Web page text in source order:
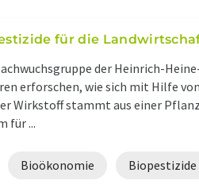
für die
der Heinrich-
erforschen, wie sich mit Hilfe
Wirkstoff stammt aus einer
für ...
Bioökonomie Biopestizide